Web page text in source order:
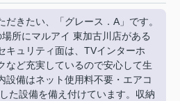
だきたい、「グレース．A」です。
所にマルアイ 東加古川店がある
キュリティ面は、TVインターホ
など充実しているので安心して生
設備はネット使用料不要・エアコ
た設備を備え付けています。収納